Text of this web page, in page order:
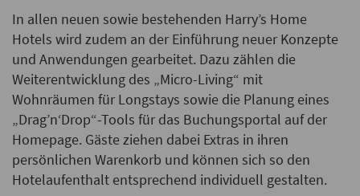
In allen neuen sowie bestehenden Harry’s Home
Hotels wird zudem an der Einführung neuer Konzepte
und Anwendungen gearbeitet. Dazu zählen die
Weiterentwicklung des „Micro-Living“ mit
Wohnräumen für Longstays sowie die Planung eines
„Drag’n‘Drop“-Tools für das Buchungsportal auf der
Homepage. Gäste ziehen dabei Extras in ihren
persönlichen Warenkorb und können sich so den
Hotelaufenthalt entsprechend individuell gestalten.